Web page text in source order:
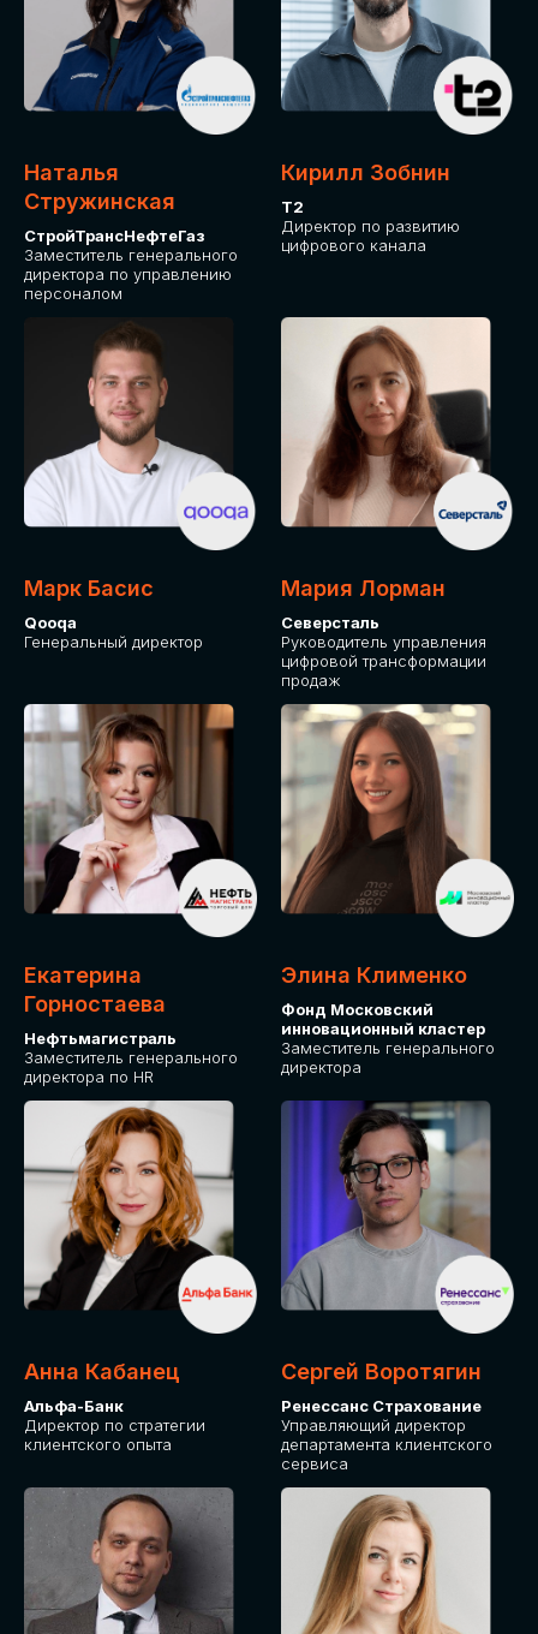
Наталья
Стружинская
СтройТрансНефтеГаз
Заместитель генерального
директора по управлению
персоналом
Кирилл Зобнин
Т2
Директор по развитию
цифрового канала
Марк Басис
Qooqa
Генеральный директор
Мария Лорман
Северсталь
Руководитель управления
цифровой трансформации
продаж
Екатерина
Горностаева
Нефтьмагистраль
Заместитель генерального
директора по HR
Элина Клименко
Фонд Московский
инновационный кластер
Заместитель генерального
директора
Анна Кабанец
Альфа-Банк
Директор по стратегии
клиентского опыта
Сергей Воротягин
Ренессанс Страхование
Управляющий директор
департамента клиентского
сервиса
Приглашаем стать спикером GLOBAL
TECH FORUM и поделиться своим
опытом и экспертизой. Будем рады
сотрудничеству!
СРЕДИ ПАРТНЕРОВ
МЕРОПРИЯТИЯ
Приглашаем стать партнером GLOBAL
TECH FORUM и презентовать ваши
решения целевой аудитории. Будем
рады сотрудничеству!
СТАНЬТЕ
ЭКСПОНЕНТОМ
ПОДАТЬ ЗАЯВКУ
IT Solutions for Business
СТОИМОСТЬ
УЧАСТИЯ